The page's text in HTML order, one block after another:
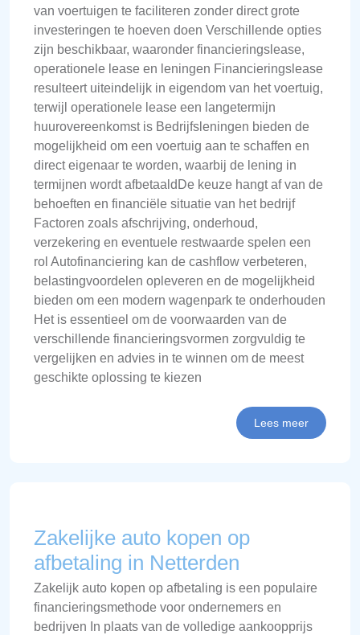
van voertuigen te faciliteren zonder direct grote
investeringen te hoeven doen Verschillende opties
zijn beschikbaar, waaronder financieringslease,
operationele lease en leningen Financieringslease
resulteert uiteindelijk in eigendom van het voertuig,
terwijl operationele lease een langetermijn
huurovereenkomst is Bedrijfsleningen bieden de
mogelijkheid om een voertuig aan te schaffen en
direct eigenaar te worden, waarbij de lening in
termijnen wordt afbetaaldDe keuze hangt af van de
behoeften en financiële situatie van het bedrijf
Factoren zoals afschrijving, onderhoud,
verzekering en eventuele restwaarde spelen een
rol Autofinanciering kan de cashflow verbeteren,
belastingvoordelen opleveren en de mogelijkheid
bieden om een modern wagenpark te onderhouden
Het is essentieel om de voorwaarden van de
verschillende financieringsvormen zorgvuldig te
vergelijken en advies in te winnen om de meest
geschikte oplossing te kiezen
Lees meer
Zakelijke auto kopen op
afbetaling in Netterden
Zakelijk auto kopen op afbetaling is een populaire
financieringsmethode voor ondernemers en
bedrijven In plaats van de volledige aankoopprijs